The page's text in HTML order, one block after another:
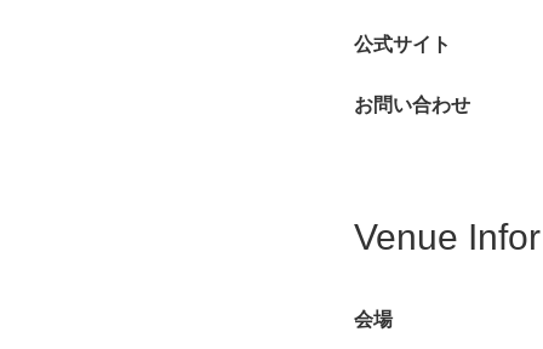
公式サイト
お問い合わせ
Venue
会場